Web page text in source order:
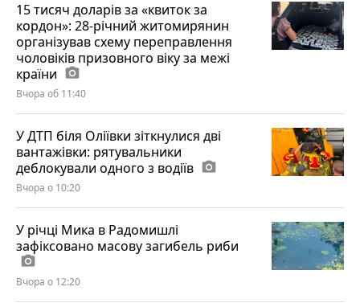
15 тисяч доларів за «квиток за
кордон»: 28-річний житомирянин
організував схему переправлення
чоловіків призовного віку за межі
країни photo_camera
Вчора об 11:40
У ДТП біля Оліївки зіткнулися дві
вантажівки: рятувальники
деблокували одного з водіїв photo_camera
Вчора о 10:20
У річці Мика в Радомишлі
зафіксовано масову загибель риби
photo_camera
Вчора о 12:20